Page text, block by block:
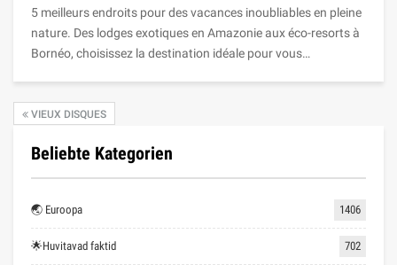
5 meilleurs endroits pour des vacances inoubliables en pleine
nature. Des lodges exotiques en Amazonie aux éco-resorts à
Bornéo, choisissez la destination idéale pour vous…
VIEUX DISQUES
Beliebte Kategorien
🌏 Euroopa 1406
🌟Huvitavad faktid 702